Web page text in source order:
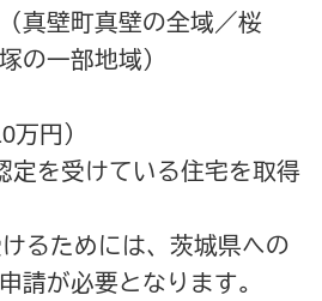
真壁町真壁の全域／桜
の一部地域）
円）
定を受けている住宅を取得
るためには、茨城県への
請が必要となります。